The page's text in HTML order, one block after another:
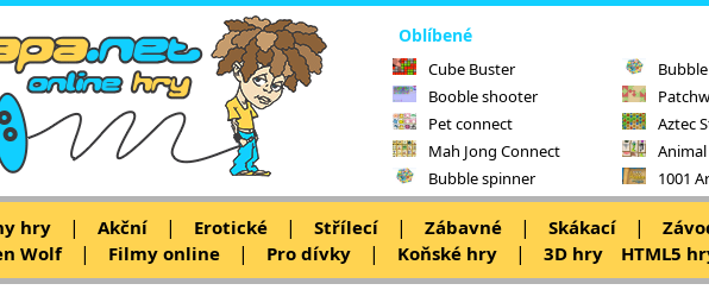
Oblíbené
Cube Buster
Booble shooter
Pet connect
Mah Jong Connect
Bubble spinner
Aztec
1001
hry | Akční | Erotické | Střílecí | Zábavné | Skákací |
Wolf | Filmy online | Pro dívky | Koňské hry | 3D hry HTML5